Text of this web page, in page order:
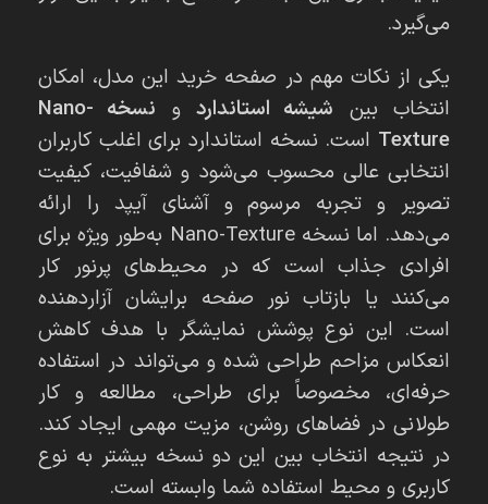
می‌گیرد.
یکی از نکات مهم در صفحه خرید این مدل، امکان
انتخاب بین شیشه استانداردو
نسخه Nano-
Texture است. نسخه استاندارد برای اغلب کاربران
انتخابی عالی محسوب می‌شود و شفافیت، کیفیت
تصویر و تجربه مرسوم و آشنای آیپد را ارائه
می‌دهد. اما نسخه Nano-Texture به‌طور ویژه برای
افرادی جذاب است که در محیط‌های پرنور کار
می‌کنند یا بازتاب نور صفحه برایشان آزاردهنده
است. این نوع پوشش نمایشگر با هدف کاهش
انعکاس مزاحم طراحی شده و می‌تواند در استفاده
حرفه‌ای، مخصوصاً برای طراحی، مطالعه و کار
طولانی در فضاهای روشن، مزیت مهمی ایجاد کند.
در نتیجه انتخاب بین این دو نسخه بیشتر به نوع
کاربری و محیط استفاده شما وابسته است.